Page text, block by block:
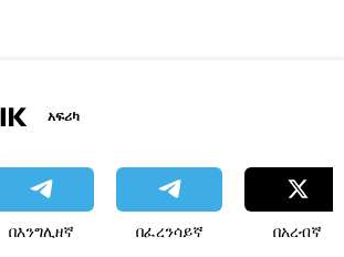
አፍሪካ
በእንግሊዘኛ በፈረንሳይኛ በአረብኛ